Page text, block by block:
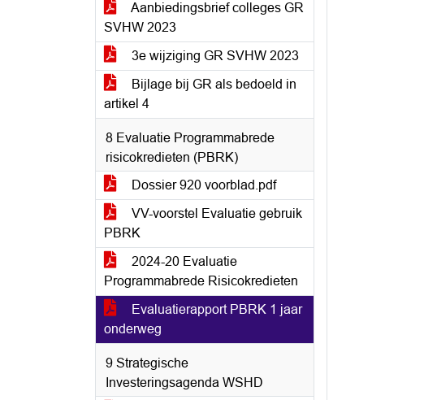
Aanbiedingsbrief colleges GR
SVHW 2023
3e wijziging GR SVHW 2023
Bijlage bij GR als bedoeld in
artikel 4
8 Evaluatie Programmabrede
risicokredieten (PBRK)
Dossier 920 voorblad.pdf
VV-voorstel Evaluatie gebruik
PBRK
2024-20 Evaluatie
Programmabrede Risicokredieten
Evaluatierapport PBRK 1 jaar
onderweg
9 Strategische
Investeringsagenda WSHD